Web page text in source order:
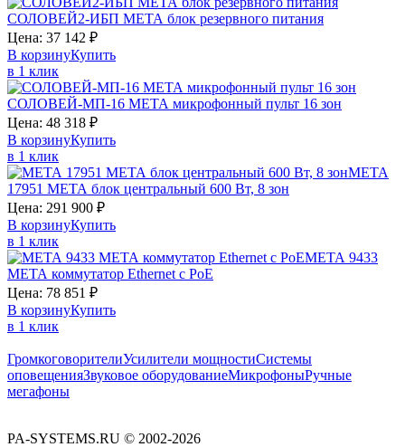
СОЛОВЕЙ2-ИБП МЕТА блок резервного питания
Цена: 37 142 ₽
В корзинуКупить
в 1 клик
СОЛОВЕЙ‑МП-16 МЕТА микрофонный пульт 16 зон
Цена: 48 318 ₽
В корзинуКупить
в 1 клик
МЕТА
17951 МЕТА блок центральный 600 Вт, 8 зон
Цена: 291 900 ₽
В корзинуКупить
в 1 клик
МЕТА 9433
МЕТА коммутатор Ethernet c PoE
Цена: 78 851 ₽
В корзинуКупить
в 1 клик
ГромкоговорителиУсилители мощностиСистемы
оповещенияЗвуковое оборудованиеМикрофоныРучные
мегафоны
PA-SYSTEMS.RU © 2002-2026